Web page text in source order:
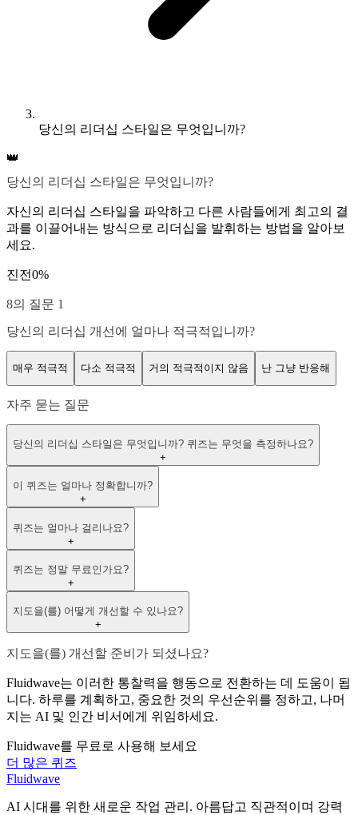
당신의 리더십 스타일은 무엇입니까?
👑
당신의 리더십 스타일은 무엇입니까?
자신의 리더십 스타일을 파악하고 다른 사람들에게 최고의 결
과를 이끌어내는 방식으로 리더십을 발휘하는 방법을 알아보
세요.
진전0%
8의 질문 1
당신의 리더십 개선에 얼마나 적극적입니까?
매우 적극적 다소 적극적 거의 적극적이지 않음 난 그냥 반응해
자주 묻는 질문
당신의 리더십 스타일은 무엇입니까? 퀴즈는 무엇을 측정하나요?
+
이 퀴즈는 얼마나 정확합니까?
+
퀴즈는 얼마나 걸리나요?
+
퀴즈는 정말 무료인가요?
+
지도을(를) 어떻게 개선할 수 있나요?
+
지도을(를) 개선할 준비가 되셨나요?
Fluidwave는 이러한 통찰력을 행동으로 전환하는 데 도움이 됩
니다. 하루를 계획하고, 중요한 것의 우선순위를 정하고, 나머
지는 AI 및 인간 비서에게 위임하세요.
Fluidwave를 무료로 사용해 보세요
더 많은 퀴즈
Fluidwave
AI 시대를 위한 새로운 작업 관리. 아름답고 직관적이며 강력